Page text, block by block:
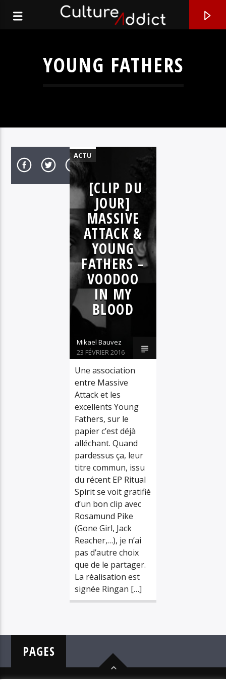
PAS NÉCESSAIRE
SOBRE & KARN
YOUNG FATHERS
ACTU
CLIPS &
TRAILERS
ELECTRO
MUSIQUE
TRIP HOP
[CLIP DU
JOUR]
MASSIVE
ATTACK &
YOUNG
FATHERS –
VOODOO
IN MY
BLOOD
Mikael Bauvez
23 FÉVRIER 2016
Une association
entre Massive
Attack et les
excellents Young
Fathers, sur le
papier c’est déjà
alléchant. Quand
pardessus ça, leur
titre commun, issu
du récent EP Ritual
Spirit se voit gratifié
d’un bon clip avec
Rosamund Pike
(Gone Girl, Jack
Reacher,…), je n’ai
pas d’autre choix
que de le partager.
La réalisation est
signée Ringan […]
PAGES